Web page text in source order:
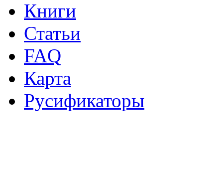
Книги
Статьи
FAQ
Карта
Русификаторы